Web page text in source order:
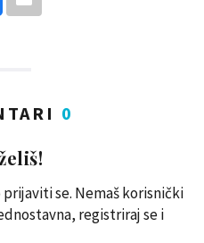
0
se. Nemaš korisnički
registriraj se i